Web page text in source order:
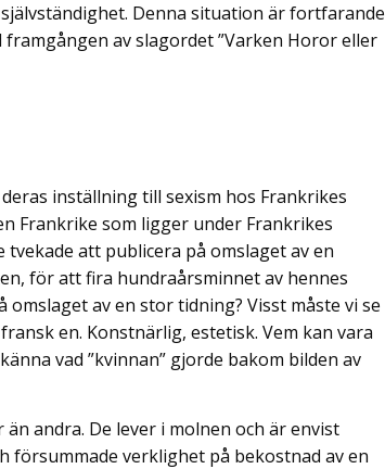
Denna situation är fortfarande
av slagordet ”Varken Horor eller
inställning till sexism hos Frankrikes
Frankrike som ligger under Frankrikes
att publicera på omslaget av en
för att fira hundraårsminnet av hennes
av en stor tidning? Visst måste vi se
en. Konstnärlig, estetisk. Vem kan vara
vad ”kvinnan” gjorde bakom bilden av
andra. De lever i molnen och är envist
försummade verklighet på bekostnad av en